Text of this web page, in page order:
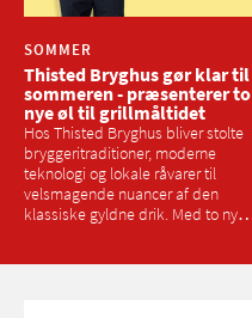
SOMMER
Thisted Bryghus gør klar til
sommeren - præsenterer to
nye øl til grillmåltidet
Hos Thisted Bryghus bliver stolte
bryggeritraditioner, moderne
teknologi og lokale råvarer til
velsmagende nuancer af den
klassiske gyldne drik. Med to nye